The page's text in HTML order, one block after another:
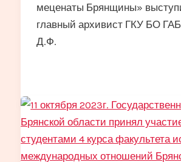
меценаты Брянщины»
главный архивист ГКУ БО
Д.Ф.